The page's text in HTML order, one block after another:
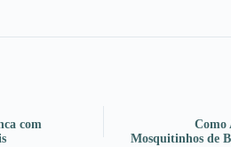
com
Como
Mosquitinhos de